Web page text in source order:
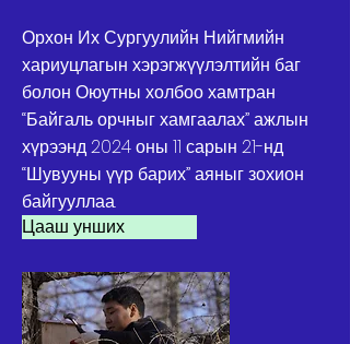
Орхон Их Сургуулийн Нийгмийн
хариуцлагын хэрэгжүүлэлтийн баг
болон Оюутны холбоо хамтран
“Байгаль орчныг хамгаалах” ажлын
хүрээнд 2024 оны 11 сарын 21-нд
“Шувууны үүр барих” аяныг зохион
байгууллаа.
Цааш унших